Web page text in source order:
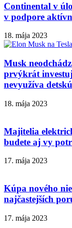
Continental v
v podpore
18. mája 2023
Musk
prvýkrát
nevyužíva
18. mája 2023
Majitelia
budete aj vy
17. mája 2023
Kúpa nového
najčastejších
17. mája 2023